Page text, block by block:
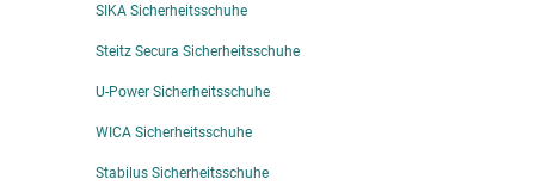
SIKA Sicherheitsschuhe
Steitz Secura Sicherheitsschuhe
U-Power Sicherheitsschuhe
WICA Sicherheitsschuhe
Stabilus Sicherheitsschuhe